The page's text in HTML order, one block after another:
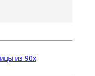
из 90х